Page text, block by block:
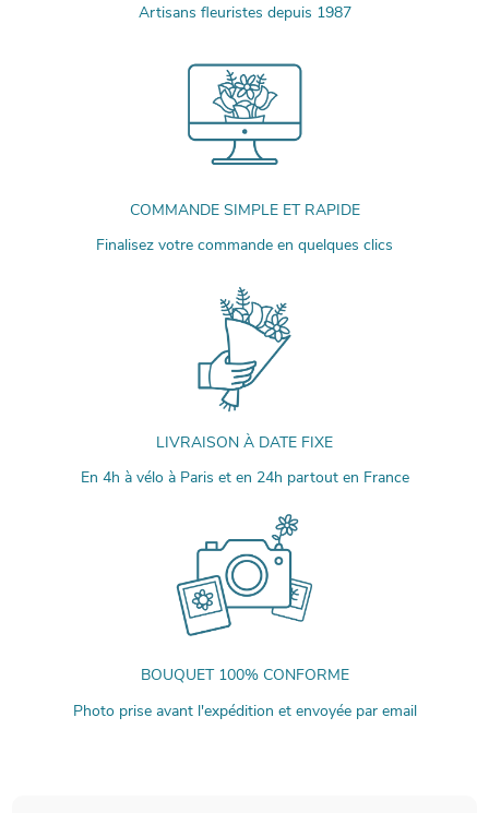
Artisans fleuristes depuis 1987
COMMANDE SIMPLE ET RAPIDE
Finalisez votre commande en quelques clics
LIVRAISON À DATE FIXE
En 4h à vélo à Paris et en 24h partout en France
BOUQUET 100% CONFORME
Photo prise avant l'expédition et envoyée par email